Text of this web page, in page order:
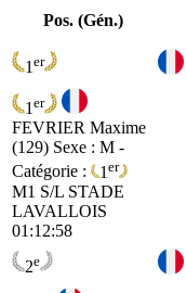
Pos. (Gén.)
1 er
1 er
FEVRIER Maxime
(129) Sexe : M -
Catégorie :
1 er
M1 S/L STADE
LAVALLOIS
01:12:58
2e